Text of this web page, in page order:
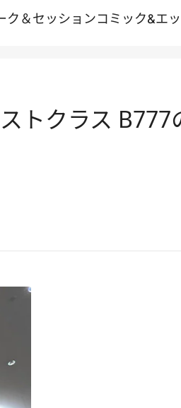
ク＆セッションコミック&エ
トクラス B777